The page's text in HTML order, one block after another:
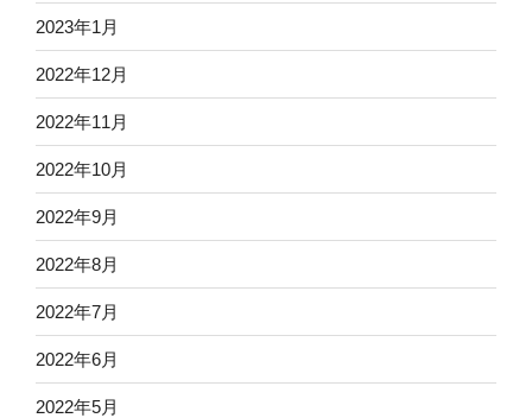
2023年1月
2022年12月
2022年11月
2022年10月
2022年9月
2022年8月
2022年7月
2022年6月
2022年5月